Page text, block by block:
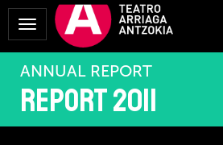
Toggle
Navigation
ANNUAL REPORT
Report 2011